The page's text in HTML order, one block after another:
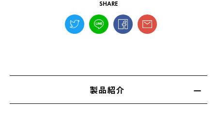
SHARE
製品紹介